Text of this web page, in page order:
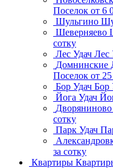
Поселок от 6
Шульгино
Шеверняево
сотку
Лес Удач Лес
Домнинские
Поселок от
Бор Удач Бор
Йога Удач
Дворяниново
сотку
Парк Удач
за сотку
Квартиры